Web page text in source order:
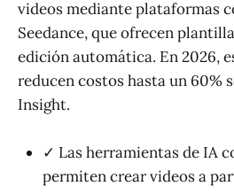
videos mediante plataformas
Seedance, que ofrecen
edición automática. En 2026,
reducen costos hasta un 60%
Insight.
✓ Las herramientas de IA
permiten crear videos a